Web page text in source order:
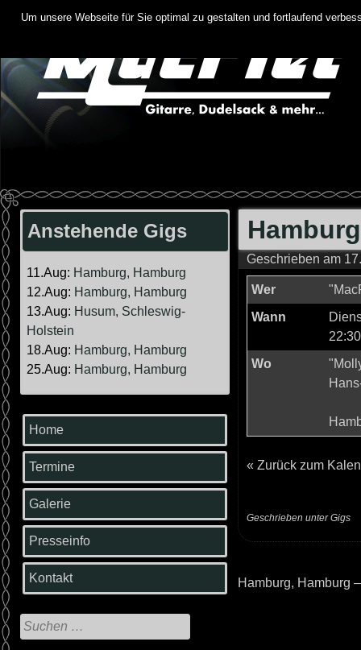
Anstehende Gigs
11.Aug: Hamburg, Hamburg
12.Aug: Hamburg, Hamburg
13.Aug: Husum, Schleswig-
Holstein
18.Aug: Hamburg, Hamburg
25.Aug: Hamburg, Hamburg
Home
Termine
Galerie
Presseinfo
Kontakt
Suche
nach:
Geschrieben am
Wer
Wann
22:30
Wo
« Zurück zum
Geschrieben unterGigs
Beitrags-
Hamburg, Hamburg
Um unsere Webseite für Sie optimal zu gestalten und fortlaufend